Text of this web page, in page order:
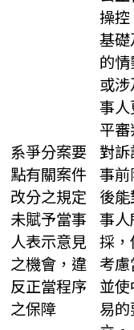
系爭分案要
點有關案件
改分之規定
未賦予當事
人表示意見
之機會，違
反正當程序
之保障
操
基
的
或
事
平
對
事
後
事
採
考
並
易